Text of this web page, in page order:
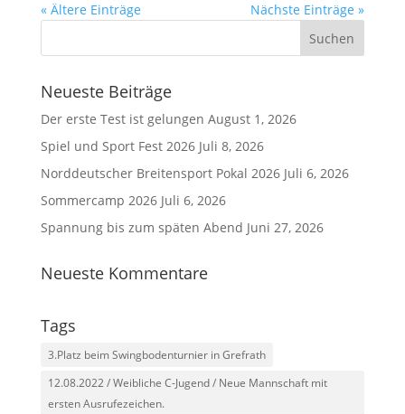
« Ältere Einträge Nächste Einträge »
Neueste Beiträge
Der erste Test ist gelungen August 1, 2026
Spiel und Sport Fest 2026 Juli 8, 2026
Norddeutscher Breitensport Pokal 2026 Juli 6, 2026
Sommercamp 2026 Juli 6, 2026
Spannung bis zum späten Abend Juni 27, 2026
Neueste Kommentare
Tags
3.Platz beim Swingbodenturnier in Grefrath
12.08.2022 / Weibliche C-Jugend / Neue Mannschaft mit
ersten Ausrufezeichen.